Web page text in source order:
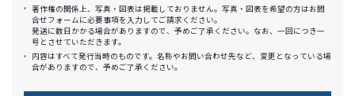
著作権の関係上、写真・図表は掲載しておりません。写真・図表を希望の方はお問
合せフォームに必要事項を入力してご請求ください。
発送に数日かかる場合がありますので、予めご了承ください。なお、一回につき一
号とさせていただきます。
内容はすべて発行当時のものです。名称やお問い合わせ先など、変更となっている場
合がありますので、予めご了承ください。